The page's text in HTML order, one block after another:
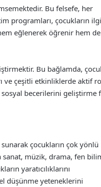
Bu felsefe, her
programları, çocukların ilgi
eğlenerek öğrenir hem
Bu bağlamda,
ve çeşitli etkinliklerde aktif
becerilerini geliştirme
çocukların çok yönlü
müzik, drama, fen
yaratıcılıklarını
düşünme yeteneklerini